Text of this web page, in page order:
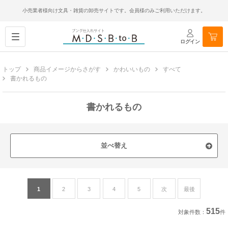
小売業者様向け文具・雑貨の卸売サイトです。会員様のみご利用いただけます。
ログイン
トップ 商品イメージからさがす かわいいもの
すべて
書かれるもの
書かれるもの
並べ替え
1 2 3 4 5 次 最後
対象件数： 515件